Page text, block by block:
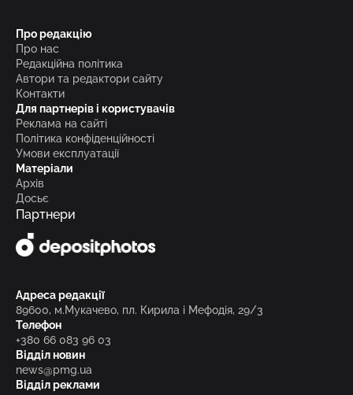
Про редакцію
Про нас
Редакційна політика
Автори та редактори сайту
Контакти
Для партнерів і користувачів
Реклама на сайті
Політика конфіденційності
Умови експлуатації
Матеріали
Архів
Досьє
Партнери
Адреса редакції
89600, м.Мукачево, пл. Кирила і Мефодія, 29/3
Телефон
+380 66 083 96 03
Відділ новин
news@pmg.ua
Відділ реклами